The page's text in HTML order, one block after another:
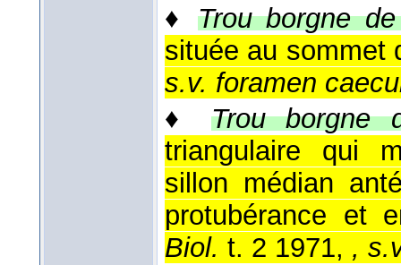
♦Trou borgne
située au sommet
s.v. foramen
♦ Trou borgne
triangulaire qui
sillon médian
protubérance et
Biol. t. 2 1971, ,